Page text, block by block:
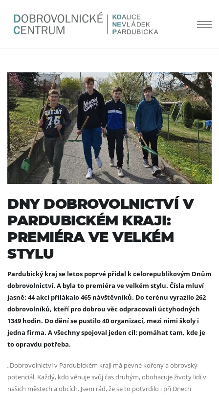
DNY DOBROVOLNICTVÍ V
PARDUBICKÉM KRAJI:
PREMIÉRA VE VELKÉM
STYLU
Pardubický kraj se letos poprvé přidal k celorepublikovým Dnům
dobrovolnictví. A byla to premiéra ve velkém stylu. Čísla mluví
jasně: 44 akcí přilákalo 465 návštěvníků. Do terénu vyrazilo 262
dobrovolníků, kteří pro dobrou věc odpracovali úctyhodných
1349 hodin. Do dění se pustilo 40 organizací, mezi nimi školy i
jedna firma. A všechny spojoval jeden cíl: pomáhat tam, kde je
to opravdu potřeba.
„Dobrovolnictví v Pardubickém kraji má pevné kořeny a obrovský
potenciál. Každý, kdo věnuje svůj čas druhým, obohacuje životy lidí v
našich městech a obcích. Jsem rád, že se to potvrdilo i při Dnech